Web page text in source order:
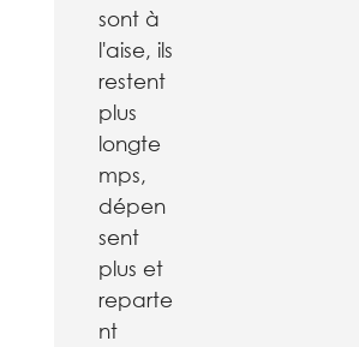
sont à
l'aise, ils
restent
plus
longte
mps,
dépen
sent
plus et
reparte
nt